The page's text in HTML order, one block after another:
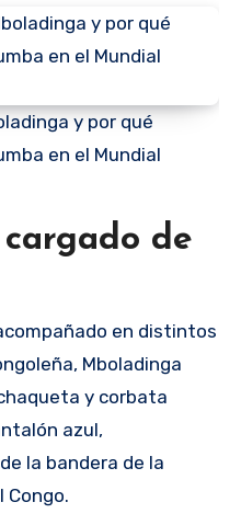
y por qué
en el Mundial
de
en distintos
Mboladinga
y corbata
azul,
la bandera de la
Congo.